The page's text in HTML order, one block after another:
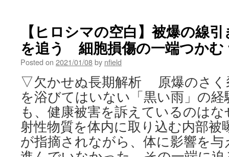
【ヒロシマの空白】被爆の線
を追う 細胞損傷の一端つかむ
Posted on 2021/01/08by nfield
▽欠かせぬ長期解析 原爆のさく
を浴びてはいない「黒い雨」の
も、健康被害を訴えているのは
射性物質を体内に取り込む内部被
が指摘されながら、体に影響を